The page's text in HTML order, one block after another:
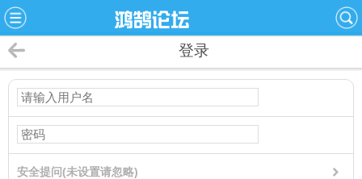
登录
安全提问(未设置请忽略)